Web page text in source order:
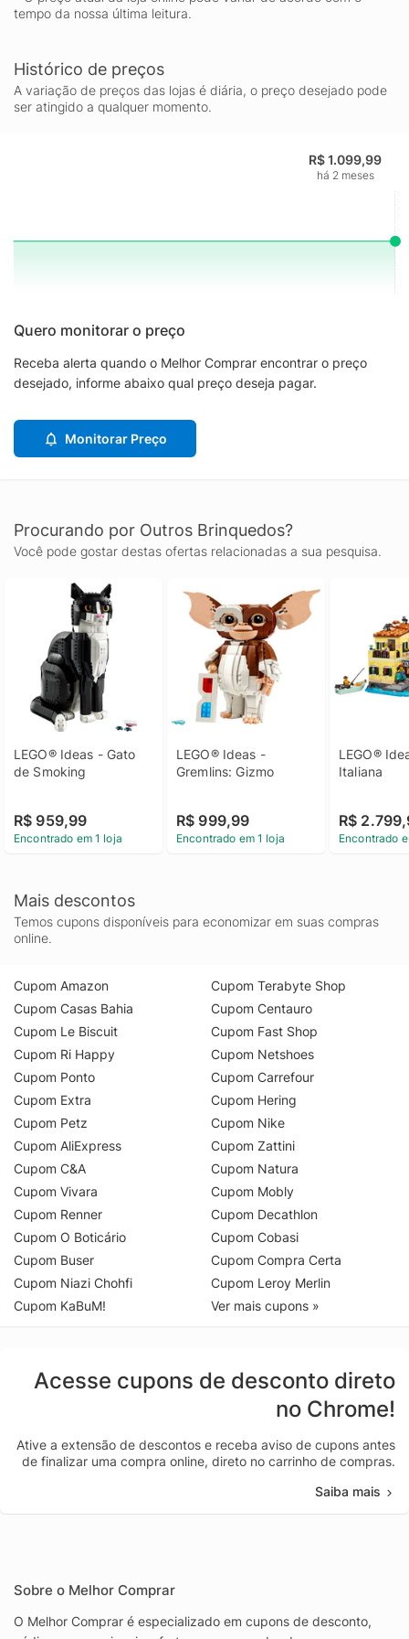
tempo da nossa última leitura.
Histórico de preços
A variação de preços das lojas é diária, o preço desejado pode
ser atingido a qualquer momento.
R$ 1.099,99
há 2 meses
Quero monitorar o preço
Receba alerta quando o Melhor Comprar encontrar o preço
desejado, informe abaixo qual preço deseja pagar.
Monitorar Preço
Procurando por Outros Brinquedos?
Você pode gostar destas ofertas relacionadas a sua pesquisa.
LEGO® Ideas - Gato
de Smoking
R$ 959,99
Encontrado em 1 loja
LEGO® Ideas -
Gremlins: Gizmo
R$ 999,99
Encontrado em 1 loja
LEGO®
Italiana
R$
Encontrado
Mais descontos
Temos cupons disponíveis para economizar em suas compras
online.
Cupom Amazon
Cupom Casas Bahia
Cupom Le Biscuit
Cupom Ri Happy
Cupom Ponto
Cupom Extra
Cupom Petz
Cupom AliExpress
Cupom C&A
Cupom Vivara
Cupom Renner
Cupom O Boticário
Cupom Buser
Cupom Niazi Chohfi
Cupom KaBuM!
Cupom Terabyte Shop
Cupom Centauro
Cupom Fast Shop
Cupom Netshoes
Cupom Carrefour
Cupom Hering
Cupom Nike
Cupom Zattini
Cupom Natura
Cupom Mobly
Cupom Decathlon
Cupom Cobasi
Cupom Compra Certa
Cupom Leroy Merlin
Ver mais cupons »
Acesse cupons de desconto direto
no Chrome!
Ative a extensão de descontos e receba aviso de cupons antes
de finalizar uma compra online, direto no carrinho de compras.
Saiba mais
Sobre o Melhor Comprar
O Melhor Comprar é especializado em cupons de desconto,